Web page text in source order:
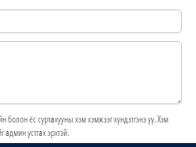
болон ёс суртахууны хэм хэмжээг хүндэтгэнэ үү. Хэм
админ устгах эрхтэй.